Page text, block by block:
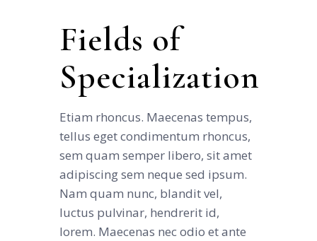
Fields of
Specialization
Etiam rhoncus. Maecenas tempus,
tellus eget condimentum rhoncus,
sem quam semper libero, sit amet
adipiscing sem neque sed ipsum.
Nam quam nunc, blandit vel,
luctus pulvinar, hendrerit id,
lorem. Maecenas nec odio et ante